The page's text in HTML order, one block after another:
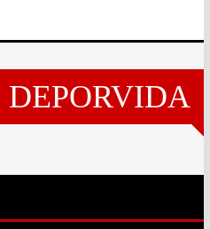
DEPORVIDA